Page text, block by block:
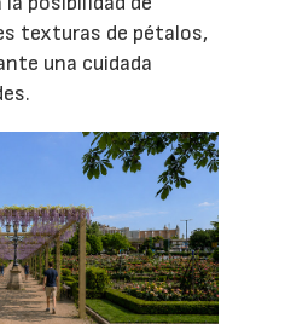
texturas de pétalos,
una cuidada